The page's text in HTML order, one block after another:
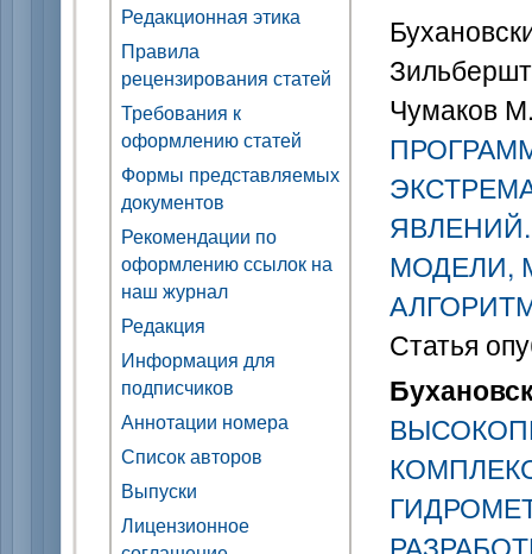
Редакционная этика
Правила
рецензирования статей
Требования к
оформлению статей
Формы представляемых
документов
Рекомендации по
оформлению ссылок на
наш журнал
Редакция
Информация для
подписчиков
Аннотации номера
Список авторов
Выпуски
Лицензионное
Чумаков
МОДЕЛИ,
Статья